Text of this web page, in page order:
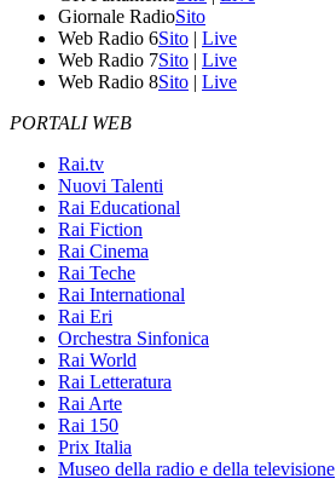
Giornale RadioSito
Web Radio 6Sito | Live
Web Radio 7Sito | Live
Web Radio 8Sito | Live
PORTALI WEB
Rai.tv
Nuovi Talenti
Rai Educational
Rai Fiction
Rai Cinema
Rai Teche
Rai International
Rai Eri
Orchestra Sinfonica
Rai World
Rai Letteratura
Rai Arte
Rai 150
Prix Italia
Museo della radio e della televisione